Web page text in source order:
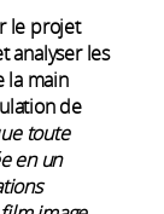
le projet
analyser les
la main
de
toute
en un